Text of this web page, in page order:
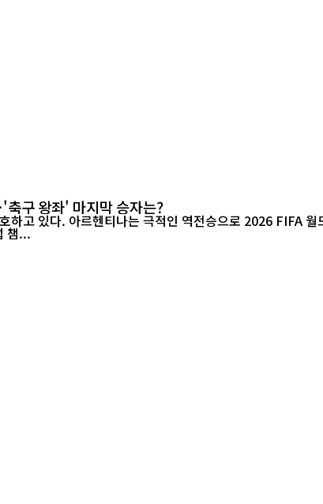
구 왕좌' 마지막 승자는?
있다. 아르헨티나는 극적인 역전승으로 2026 FIFA 월드컵
챔...